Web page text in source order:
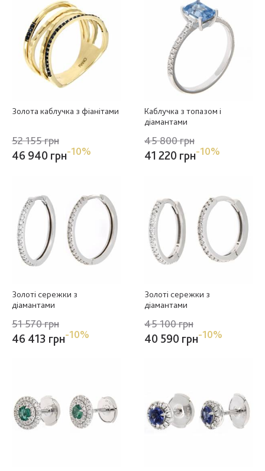
Золота каблучка з фіанітами
52 155 грн
46 940 грн-10%
Каблучка з топазом і
діамантами
45 800 грн
41 220 грн-10%
Золоті сережки з
діамантами
51 570 грн
46 413 грн-10%
Золоті сережки з
діамантами
45 100 грн
40 590 грн-10%